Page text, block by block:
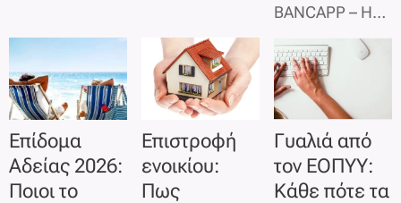
BANCAPP – Η
ΑΑΔΕ εντείνει
τους ελέγχους
με ηλεκτρονικές
διασταυρώσεις
τραπεζικών και
φορολογικών
στοιχείων.
Επίδομα
Αδείας 2026:
Ποιοι το
Επιστροφή
ενοικίου:
Πως
Γυαλιά από
τον ΕΟΠΥΥ:
Κάθε πότε τα